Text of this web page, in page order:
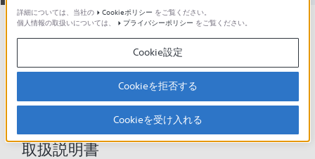
ダウンロード
現在、本ページで提供されているアップデート情報はありませ
取扱説明書
詳細については、当社の
Cookieポリシー をご覧ください。
個人情報の取扱いについては、
プライバシーポリシー をご覧ください。
Cookie設定
Cookieを拒否する
Cookieを受け入れる